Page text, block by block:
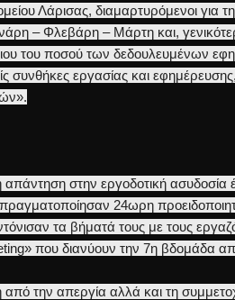
Λάρισας, διαμαρτυρόμενοι
– Φλεβάρη – Μάρτη και,
του ποσού των δεδουλευμένων
συνθήκες εργασίας και
στην εργοδοτική ασυδοσία
πραγματοποίησαν 24ωρη
τα βήματά τους με τους
που διανύουν την 7η βδομάδα
την απεργία αλλά και τη